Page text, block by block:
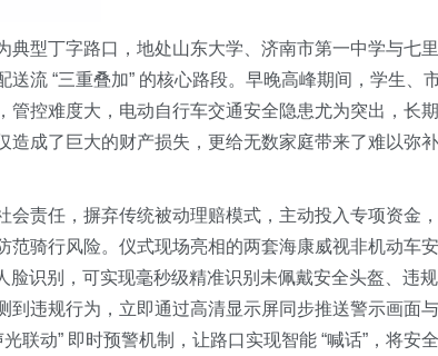
典型丁字路口，地处山东大学、济南市第一中学与七里
流 “三重叠加” 的核心路段。 早晚高峰期间，学生
， 管控难度大，电动自行车交通安全隐患尤为突出 ， 长期
造成了巨大的财产损失，更给无数家庭带来了难以弥补
责任，摒弃传统被动理赔模式，主动投入专项资金，
骑行风险。 仪式现场亮相的两套海康威视非机动车安
脸识别，可实现毫秒级精准识别未佩戴安全头盔、违规
违规行为，立即通过高清显示屏同步推送警示画面与
联动” 即时预警机制，让路口实现智能 “喊话”，将安全